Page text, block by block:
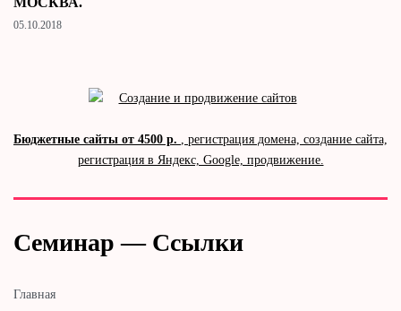
05.10.2018
Бюджетные сайты от 4500 р.
, регистрация домена, создание сайта,
регистрация в Яндекс, Google, продвижение.
Семинар — Ссылки
Главная